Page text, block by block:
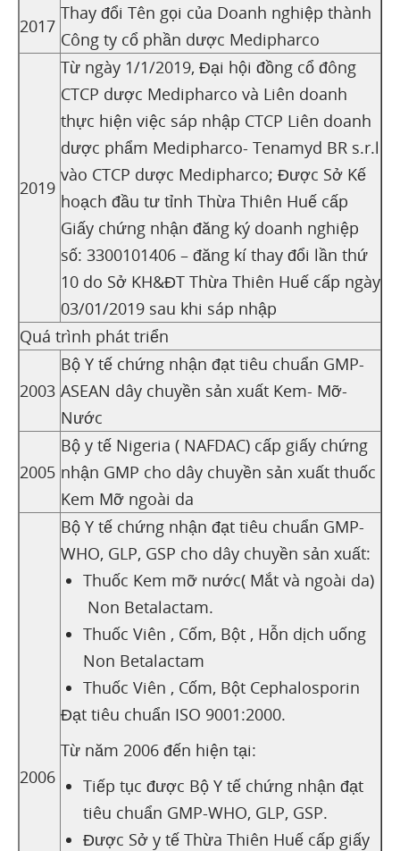
2017
Thay đổi Tên gọi của Doanh nghiệp thành
Công ty cổ phần dược Medipharco
2019
Từ ngày 1/1/2019, Đại hội đồng cổ đông
CTCP dược Medipharco và Liên doanh
thực hiện việc sáp nhập CTCP Liên doanh
dược phẩm Medipharco- Tenamyd BR s.r.l
vào CTCP dược Medipharco; Được Sở Kế
hoạch đầu tư tỉnh Thừa Thiên Huế cấp
Giấy chứng nhận đăng ký doanh nghiệp
số: 3300101406 – đăng kí thay đổi lần thứ
10 do Sở KH&ĐT Thừa Thiên Huế cấp ngày
03/01/2019 sau khi sáp nhập
Quá trình phát triển
2003
Bộ Y tế chứng nhận đạt tiêu chuẩn GMP-
ASEAN dây chuyền sản xuất Kem- Mỡ-
Nước
2005
Bộ y tế Nigeria ( NAFDAC) cấp giấy chứng
nhận GMP cho dây chuyền sản xuất thuốc
Kem Mỡ ngoài da
2006
Bộ Y tế chứng nhận đạt tiêu chuẩn GMP-
WHO, GLP, GSP cho dây chuyền sản xuất:
Thuốc Kem mỡ nước( Mắt và ngoài da)
Non Betalactam.
Thuốc Viên , Cốm, Bột , Hỗn dịch uống
Non Betalactam
Thuốc Viên , Cốm, Bột Cephalosporin
Đạt tiêu chuẩn ISO 9001:2000.
Từ năm 2006 đến hiện tại:
Tiếp tục được Bộ Y tế chứng nhận đạt
tiêu chuẩn GMP-WHO, GLP, GSP.
Được Sở y tế Thừa Thiên Huế cấp giấy